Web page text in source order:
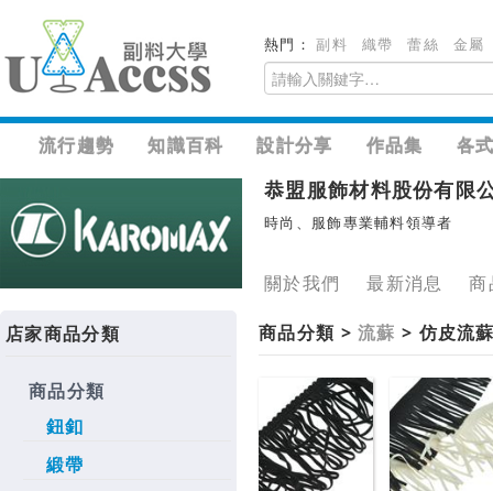
熱門：副料 織帶 蕾絲 金屬
流行趨勢 知識百科 設計分享 作品集 各
恭盟服飾材料股份有限
時尚、服飾專業輔料領導者
關於我們 最新消息 商
店家商品分類
商品分類
鈕釦
緞帶
商品分類 >流蘇 > 仿皮流